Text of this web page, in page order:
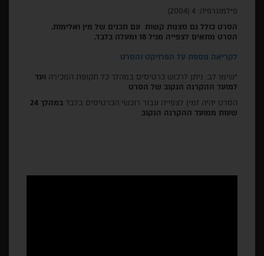
פילמוגרפיה: 4 (2004).
הסרט כולל גם סצנות קשות עם תכנים של מין ואלימות.
הסרט מתאים לצפייה מגיל 18 ומעלה בלבד.
לקריאה נוספת על הפרויקט והסרט
*שימו לב: ניתן לרכוש כרטיסים במהלך כל תקופת המכירה ועד
למועד ההקרנה הנקוב של הסרט
הסרט יהיה זמין לצפייה עבור רוכשי הכרטיסים בלבד
במהלך 24
שעות ממועד ההקרנה הנקוב